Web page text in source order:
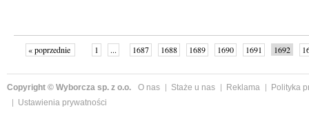
« poprzednie 1 ... 1687 1688 1689 1690 1691 1692
Copyright © Wyborcza sp. z o.o. O nas Staże u nas Reklama
Polityka
Ustawienia prywatności